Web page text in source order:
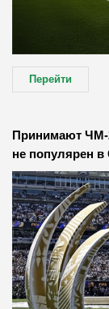
Перейти
Принимают ЧМ-
не популярен